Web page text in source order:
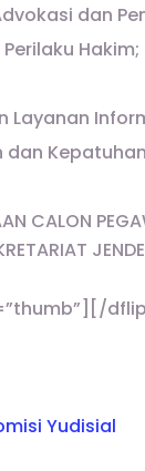
dan
Hakim;
Layanan
dan
CALON
Yudisial